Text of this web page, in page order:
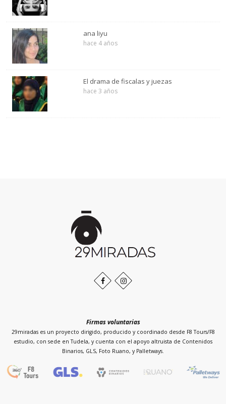
ana liyu
hace 4 años
El drama de fiscalas y juezas
hace 3 años
FacebookInstagram
Firmas voluntarias
29miradas es un proyecto dirigido, producido y coordinado desde F8 Tours/F8
estudio, con sede en Tudela, y cuenta con el apoyo altruista de Contenidos
Binarios, GLS, Foto Ruano, y Palletways.